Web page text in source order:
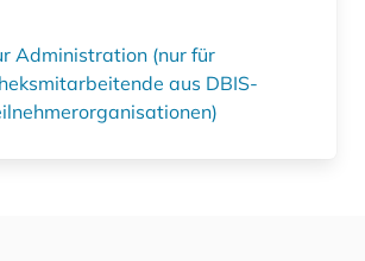
Administration (nur für
aus DBIS-